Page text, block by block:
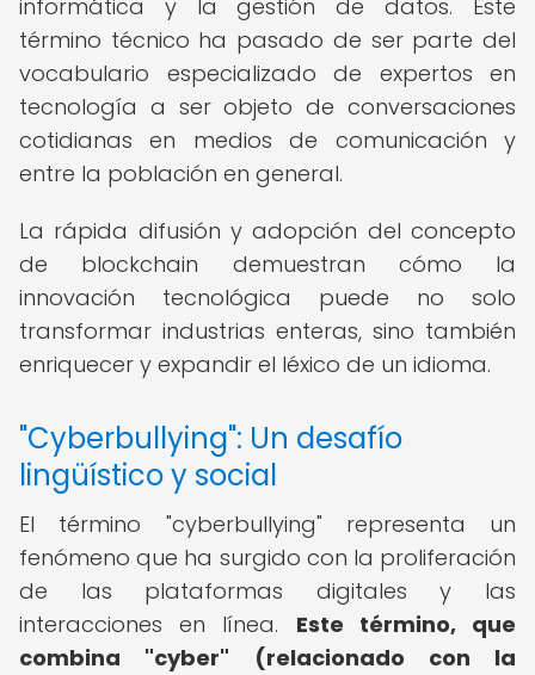
informática y la gestión de datos. Este
término técnico ha pasado de ser parte del
vocabulario especializado de expertos en
tecnología a ser objeto de conversaciones
cotidianas en medios de comunicación y
entre la población en general.
La rápida difusión y adopción del concepto
de blockchain demuestran cómo la
innovación tecnológica puede no solo
transformar industrias enteras, sino también
enriquecer y expandir el léxico de un idioma.
"Cyberbullying": Un desafío
lingüístico y social
El término "cyberbullying" representa un
fenómeno que ha surgido con la proliferación
de las plataformas digitales y las
interacciones en línea. Este término, que
combina "cyber" (relacionado con la